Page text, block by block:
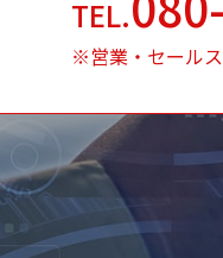
TEL.
※営業・セール